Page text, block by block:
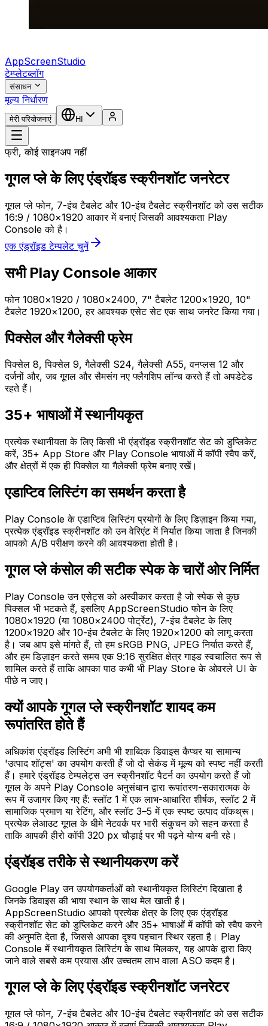
AppScreenStudio
टेम्प्लेटब्लॉग
संसाधन
मूल्य निर्धारण
मेरी परियोजनाएं HI
फ्री, कोई साइनअप नहीं
गूगल प्ले के लिए एंड्रॉइड स्क्रीनशॉट जनरेटर
गूगल प्ले फोन, 7-इंच टैबलेट और 10-इंच टैबलेट स्क्रीनशॉट को उस सटीक
16:9 / 1080×1920 आकार में बनाएं जिसकी आवश्यकता Play
Console को है।
एक एंड्रॉइड टेम्पलेट चुनें
सभी Play Console आकार
फोन 1080×1920 / 1080×2400, 7" टैबलेट 1200×1920, 10"
टैबलेट 1920×1200, हर आवश्यक एसेट सेट एक साथ जनरेट किया गया।
पिक्सेल और गैलेक्सी फ्रेम
पिक्सेल 8, पिक्सेल 9, गैलेक्सी S24, गैलेक्सी A55, वनप्लस 12 और
दर्जनों और, जब गूगल और सैमसंग नए फ्लैगशिप लॉन्च करते हैं तो अपडेटेड
रहते हैं।
35+ भाषाओं में स्थानीयकृत
प्रत्येक स्थानीयता के लिए किसी भी एंड्रॉइड स्क्रीनशॉट सेट को डुप्लिकेट
करें, 35+ App Store और Play Console भाषाओं में कॉपी स्वैप करें,
और क्षेत्रों में एक ही पिक्सेल या गैलेक्सी फ्रेम बनाए रखें।
एडाप्टिव लिस्टिंग का समर्थन करता है
Play Console के एडाप्टिव लिस्टिंग प्रयोगों के लिए डिज़ाइन किया गया,
प्रत्येक एंड्रॉइड स्क्रीनशॉट को उन वेरिएंट में निर्यात किया जाता है जिनकी
आपको A/B परीक्षण करने की आवश्यकता होती है।
गूगल प्ले कंसोल की सटीक स्पेक के चारों ओर निर्मित
Play Console उन एसेट्स को अस्वीकार करता है जो स्पेक से कुछ
पिक्सल भी भटकते हैं, इसलिए AppScreenStudio फोन के लिए
1080×1920 (या 1080×2400 पोर्ट्रेट), 7-इंच टैबलेट के लिए
1200×1920 और 10-इंच टैबलेट के लिए 1920×1200 को लागू करता
है। जब आप इसे मांगते हैं, तो हम sRGB PNG, JPEG निर्यात करते हैं,
और हम डिज़ाइन करते समय एक 9:16 सुरक्षित क्षेत्र गाइड स्वचालित रूप से
शामिल करते हैं ताकि आपका पाठ कभी भी Play Store के ओवरले UI के
पीछे न जाए।
क्यों आपके गूगल प्ले स्क्रीनशॉट शायद कम
रूपांतरित होते हैं
अधिकांश एंड्रॉइड लिस्टिंग अभी भी शाब्दिक डिवाइस कैप्चर या सामान्य
'उत्पाद शॉट्स' का उपयोग करती हैं जो दो सेकंड में मूल्य को स्पष्ट नहीं करती
हैं। हमारे एंड्रॉइड टेम्पलेट्स उन स्क्रीनशॉट पैटर्न का उपयोग करते हैं जो
गूगल के अपने Play Console अनुसंधान द्वारा रूपांतरण-सकारात्मक के
रूप में उजागर किए गए हैं: स्लॉट 1 में एक लाभ-आधारित शीर्षक, स्लॉट 2 में
सामाजिक प्रमाण या रेटिंग, और स्लॉट 3–5 में एक स्पष्ट उत्पाद वॉकथ्रू।
प्रत्येक लेआउट गूगल के धीमे नेटवर्क पर भारी संकुचन को सहन करता है
ताकि आपकी हीरो कॉपी 320 px चौड़ाई पर भी पढ़ने योग्य बनी रहे।
एंड्रॉइड तरीके से स्थानीयकरण करें
Google Play उन उपयोगकर्ताओं को स्थानीयकृत लिस्टिंग दिखाता है
जिनके डिवाइस की भाषा स्थान के साथ मेल खाती है।
AppScreenStudio आपको प्रत्येक क्षेत्र के लिए एक एंड्रॉइड
स्क्रीनशॉट सेट को डुप्लिकेट करने और 35+ भाषाओं में कॉपी को स्वैप करने
की अनुमति देता है, जिससे आपका दृश्य पहचान स्थिर रहता है। Play
Console में स्थानीयकृत लिस्टिंग के साथ मिलकर, यह आपके द्वारा किए
जाने वाले सबसे कम प्रयास और उच्चतम लाभ वाला ASO कदम है।
गूगल प्ले के लिए एंड्रॉइड स्क्रीनशॉट जनरेटर
गूगल प्ले फोन, 7-इंच टैबलेट और 10-इंच टैबलेट स्क्रीनशॉट को उस सटीक